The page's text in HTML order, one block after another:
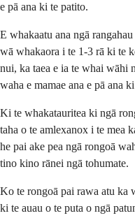
e pā ana ki te patito.
E whakaatu ana ngā
wā whakaora i te 1-3 rā ki te
nui, ka taea e ia te whai wāhi
waha e mamae ana e pā ana
Ki te whakatauritea ki ngā
taha o te amlexanox i te mea
he pai ake pea ngā rongoā
tino kino rānei ngā tohumate.
Ko te rongoā pai rawa atu ka
ki te auau o te puta o ngā